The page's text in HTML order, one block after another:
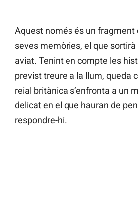
Aquest només és un fragment
seves memòries, el que
aviat. Tenint en compte les
previst treure a la llum, queda
reial britànica s’enfronta a un
delicat en el que hauran de
respondre-hi.